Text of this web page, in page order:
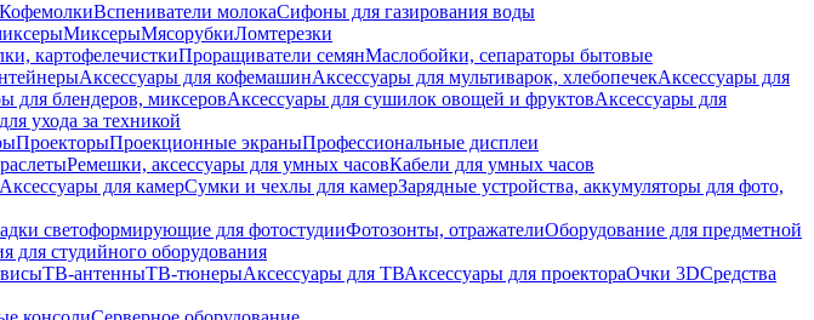
КофемолкиВспениватели молокаСифоны для газирования воды
МиксерыМясорубкиЛомтерезки
картофелечисткиПроращиватели семянМаслобойки, сепараторы бытовые
Аксессуары для кофемашинАксессуары для мультиварок, хлебопечекАксессуары для
для блендеров, миксеровАксессуары для сушилок овощей и фруктовАксессуары для
ухода за техникой
ПроекторыПроекционные экраныПрофессиональные дисплеи
Ремешки, аксессуары для умных часовКабели для умных часов
Аксессуары для камерСумки и чехлы для камерЗарядные устройства, аккумуляторы для фото,
светоформирующие для фотостудииФотозонты, отражателиОборудование для предметной
для студийного оборудования
ТВ-антенныТВ-тюнерыАксессуары для ТВАксессуары для проектораОчки 3DСредства